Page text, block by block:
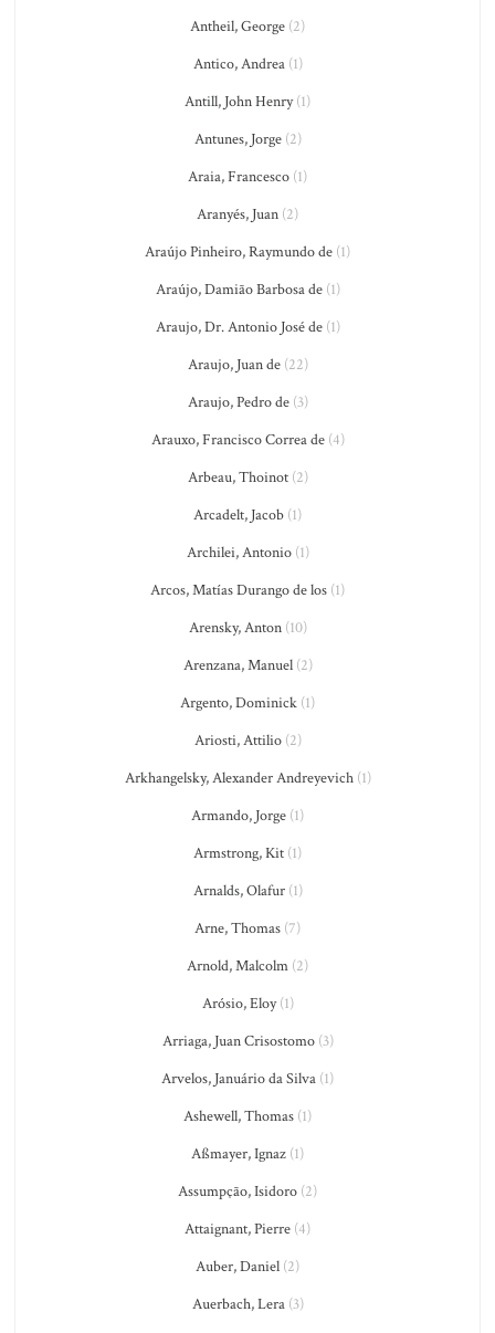
Antheil, George (2)
Antico, Andrea(1)
Antill, John Henry(1)
Antunes, Jorge(2)
Araia, Francesco (1)
Aranyés, Juan (2)
Araújo Pinheiro, Raymundo de (1)
Araújo, Damião Barbosa de(1)
Araujo, Dr. Antonio José de(1)
Araujo, Juan de(22)
Araujo, Pedro de(3)
Arauxo, Francisco Correa de(4)
Arbeau, Thoinot(2)
Arcadelt, Jacob (1)
Archilei, Antonio(1)
Arcos, Matías Durango de los (1)
Arensky, Anton(10)
Arenzana, Manuel(2)
Argento, Dominick (1)
Ariosti, Attilio(2)
Arkhangelsky, Alexander Andreyevich(1)
Armando, Jorge (1)
Armstrong, Kit (1)
Arnalds, Olafur(1)
Arne, Thomas (7)
Arnold, Malcolm (2)
Arósio, Eloy(1)
Arriaga, Juan Crisostomo(3)
Arvelos, Januário da Silva (1)
Ashewell, Thomas (1)
Aßmayer, Ignaz (1)
Assumpção, Isidoro (2)
Attaignant, Pierre (4)
Auber, Daniel (2)
Auerbach, Lera(3)